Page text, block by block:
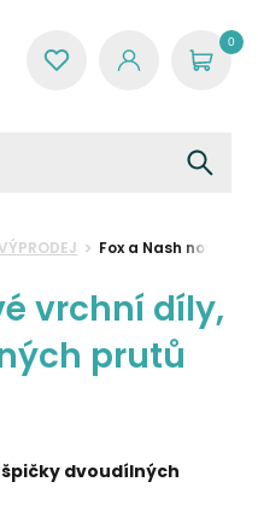
0
Fox a Nash nové
vrchní díly,
prutů
špičky dvoudílných